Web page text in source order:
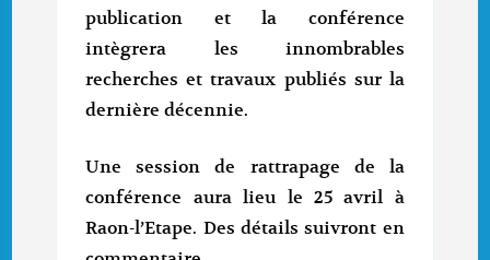
publication et la conférence
intègrera les innombrables
recherches et travaux publiés sur la
dernière décennie.
Une session de rattrapage de la
conférence aura lieu le 25 avril à
Raon-l’Etape. Des détails suivront en